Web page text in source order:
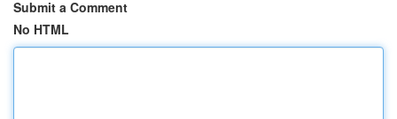
Submit a Comment
No HTML